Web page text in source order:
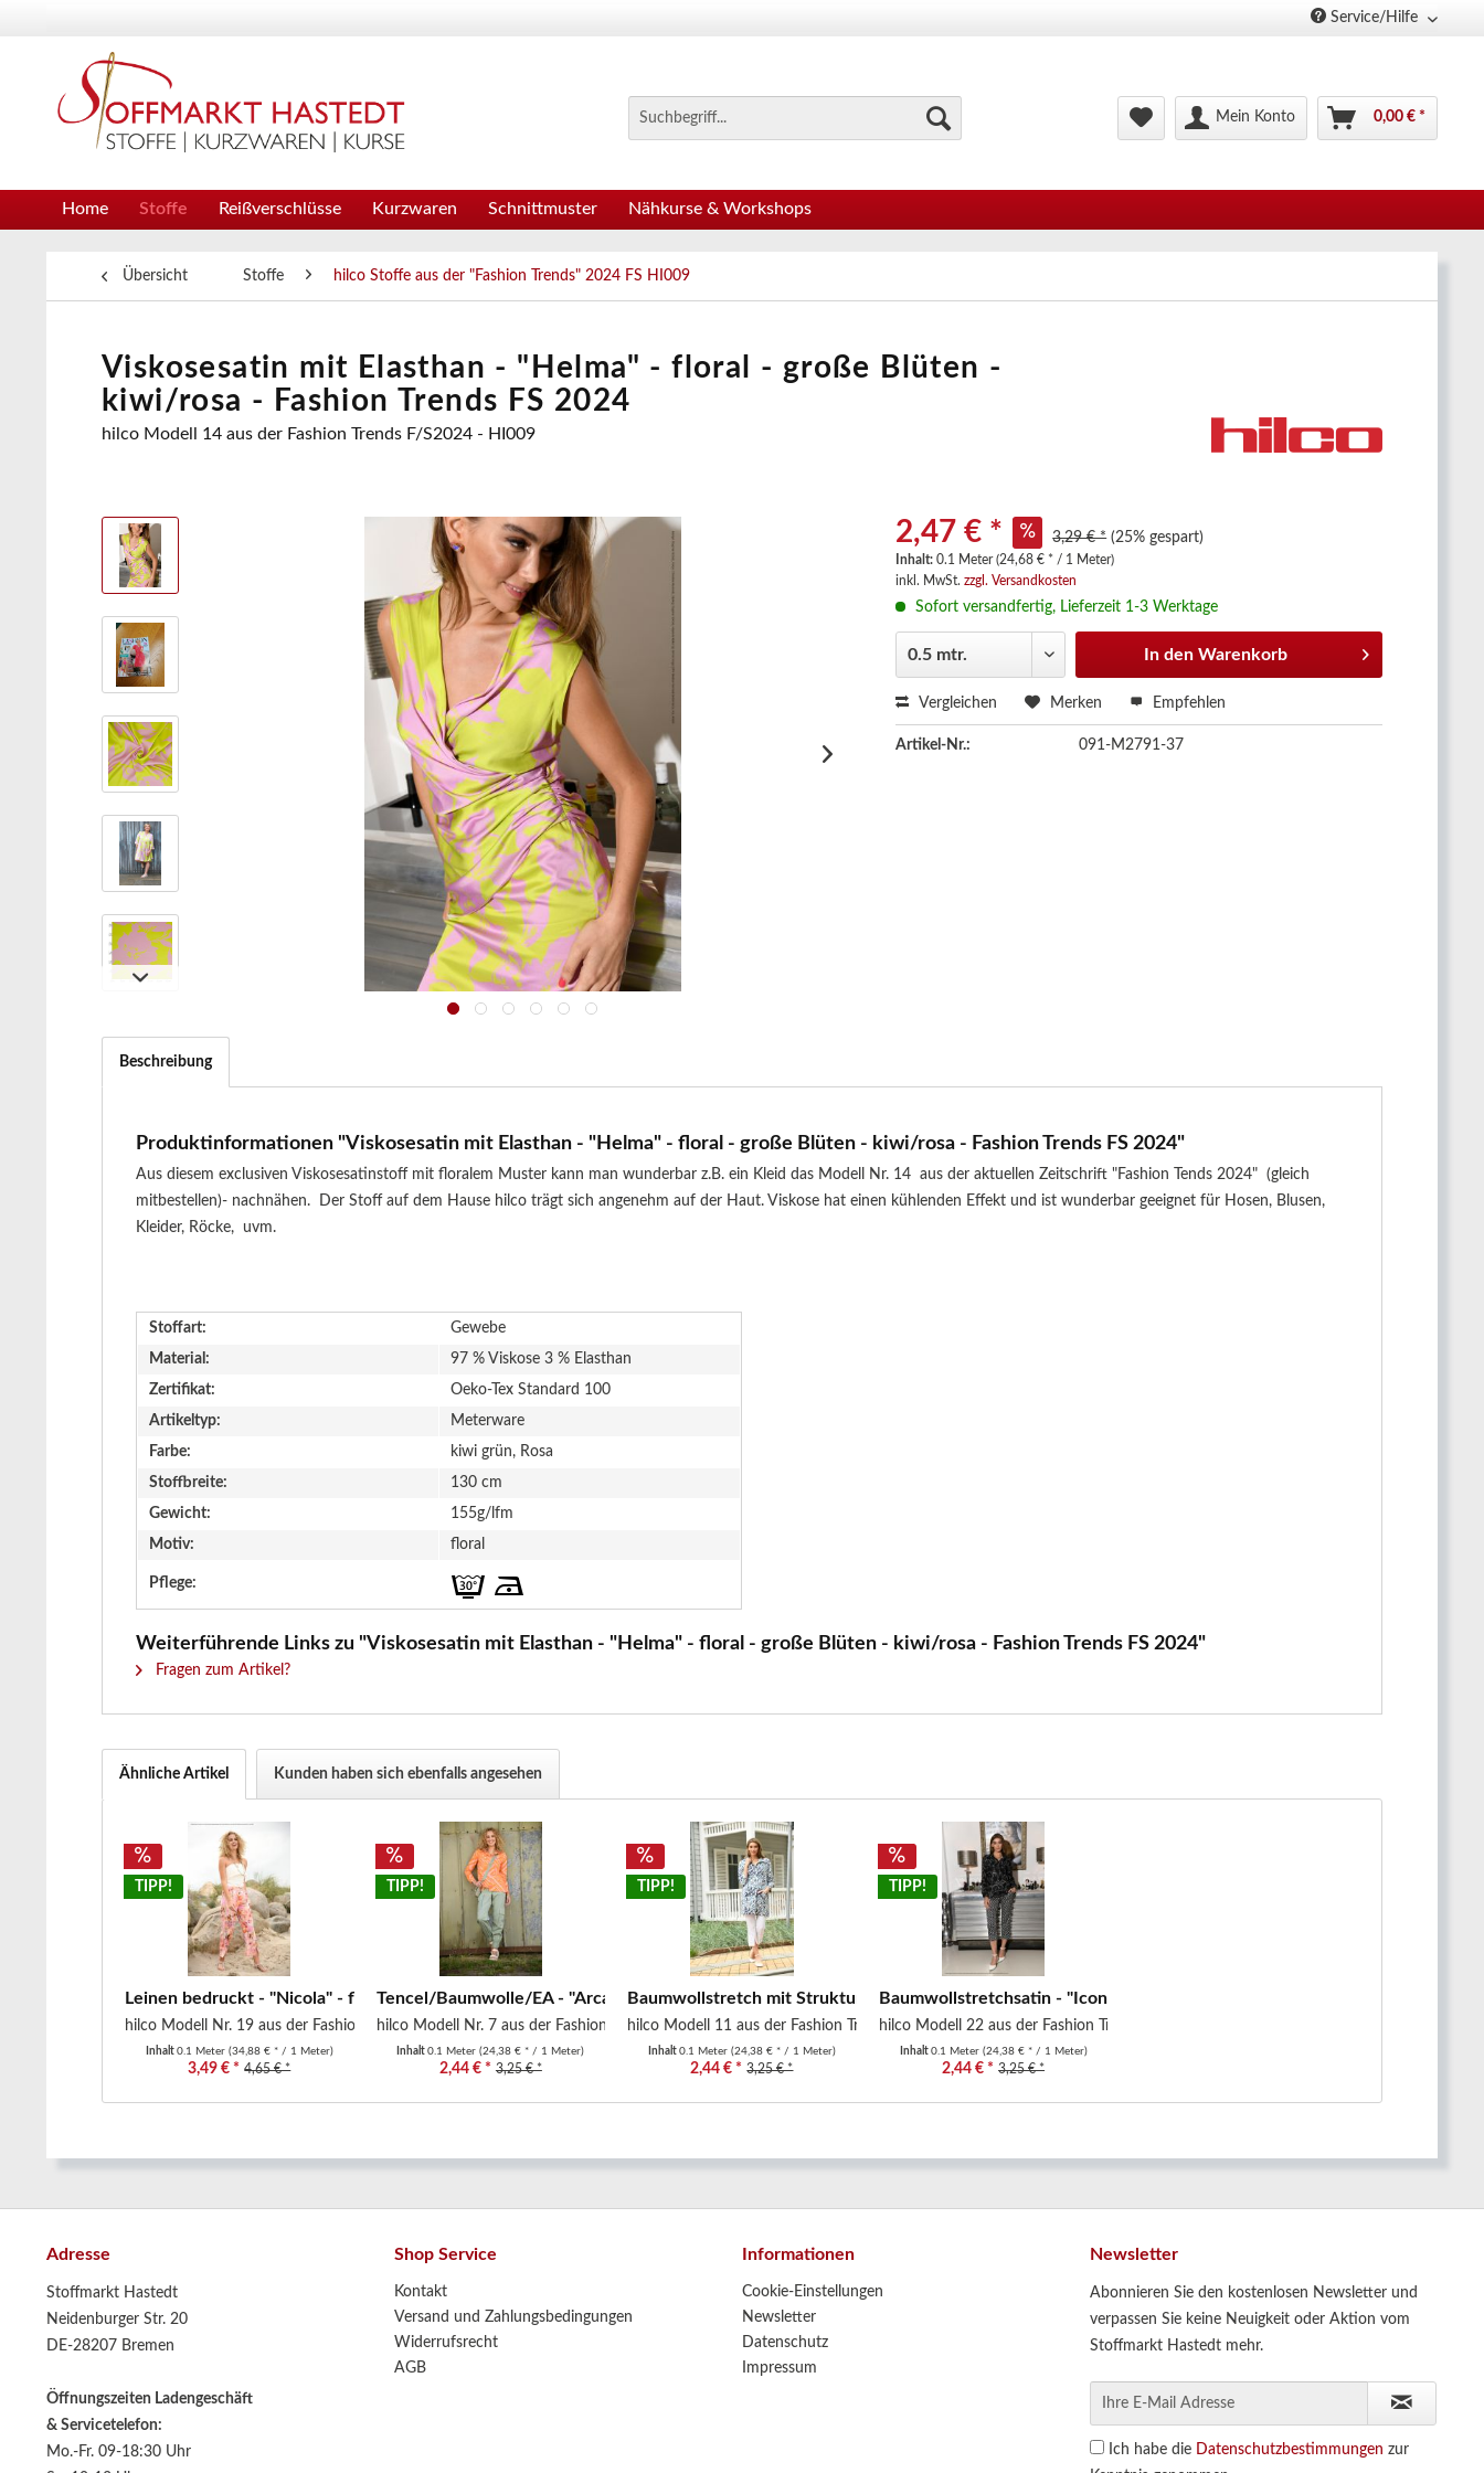
Service/Hilfe
Mein Konto 0,00 € *
Home Stoffe Reißverschlüsse Kurzwaren Schnittmuster Nähkurse & Workshops
Übersicht Stoffe hilco Stoffe aus der "Fashion Trends" 2024 FS HI009
Viskosesatin mit Elasthan - "Helma" - floral - große Blüten -
kiwi/rosa - Fashion Trends FS 2024
hilco Modell 14 aus der Fashion Trends F/S2024 - HI009
2,47 € * 3,29 € * (25% gespart)
Inhalt:0.1 Meter (24,68 € * / 1 Meter)
inkl. MwSt.zzgl. Versandkosten
Sofort versandfertig, Lieferzeit 1-3 Werktage
In den Warenkorb
Vergleichen Merken Empfehlen
Artikel-Nr.: 091-M2791-37
Beschreibung
Produktinformationen "Viskosesatin mit Elasthan - "Helma" - floral - große Blüten - kiwi/rosa - Fashion Trends FS 2024"
Aus diesem exclusiven Viskosesatinstoff mit floralem Muster kann man wunderbar z.B. ein Kleid das Modell Nr. 14 aus der aktuellen Zeitschrift "Fashion Tends 2024" (gleich
mitbestellen)- nachnähen. Der Stoff auf dem Hause hilco trägt sich angenehm auf der Haut. Viskose hat einen kühlenden Effekt und ist wunderbar geeignet für Hosen, Blusen,
Kleider, Röcke, uvm.
Stoffart:
Gewebe
Material:
97 % Viskose 3 % Elasthan
Zertifikat:
Oeko-Tex Standard 100
Artikeltyp:
Meterware
Farbe:
kiwi grün, Rosa
Stoffbreite:
130 cm
Gewicht:
155g/lfm
Motiv:
floral
Pflege:
Weiterführende Links zu "Viskosesatin mit Elasthan - "Helma" - floral - große Blüten - kiwi/rosa - Fashion Trends FS 2024"
Fragen zum Artikel?
Ähnliche Artikel Kunden haben sich ebenfalls angesehen
TIPP!
Leinen bedruckt - "Nicola" - floral - Blumen...
hilco Modell Nr. 19 aus der Fashion Trends...
Inhalt 0.1 Meter (34,88 € * / 1 Meter)
3,49 € * 4,65 € *
TIPP!
Tencel/Baumwolle/EA - "Arcadia" - uni -...
hilco Modell Nr. 7 aus der Fashion Trends F/S...
Inhalt0.1 Meter(24,38 € * / 1 Meter)
2,44 € * 3,25 € *
TIPP!
Baumwollstretch mit Struktur - "Mila" -...
hilco Modell 11 aus der Fashion Trends F/S2024...
Inhalt 0.1 Meter (24,38 € * / 1 Meter)
2,44 € * 3,25 € *
TIPP!
Baumwollstretchsatin - "Icon" - graphisches...
hilco Modell 22 aus der Fashion Trends F/S2024...
Inhalt 0.1 Meter (24,38 € * / 1 Meter)
2,44 € * 3,25 € *
Adresse
Stoffmarkt Hastedt
Neidenburger Str. 20
DE-28207 Bremen
Öffnungszeiten Ladengeschäft
& Servicetelefon:
Mo.-Fr. 09-18:30 Uhr
Shop Service
Kontakt
Versand und Zahlungsbedingungen
Widerrufsrecht
AGB
Informationen
Cookie-Einstellungen
Newsletter
Datenschutz
Impressum
Newsletter
Abonnieren Sie den kostenlosen Newsletter und
verpassen Sie keine Neuigkeit oder Aktion vom
Stoffmarkt Hastedt mehr.
Ich habe die Datenschutzbestimmungen zur